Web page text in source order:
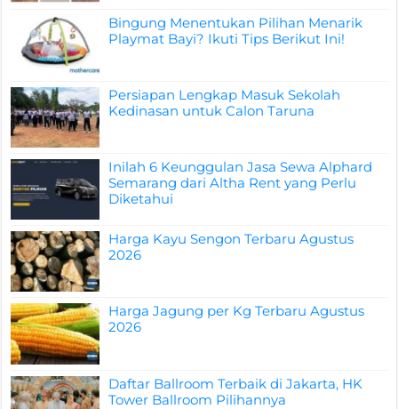
Bingung Menentukan Pilihan Menarik
Playmat Bayi? Ikuti Tips Berikut Ini!
Persiapan Lengkap Masuk Sekolah
Kedinasan untuk Calon Taruna
Inilah 6 Keunggulan Jasa Sewa Alphard
Semarang dari Altha Rent yang Perlu
Diketahui
Harga Kayu Sengon Terbaru Agustus
2026
Harga Jagung per Kg Terbaru Agustus
2026
Daftar Ballroom Terbaik di Jakarta, HK
Tower Ballroom Pilihannya